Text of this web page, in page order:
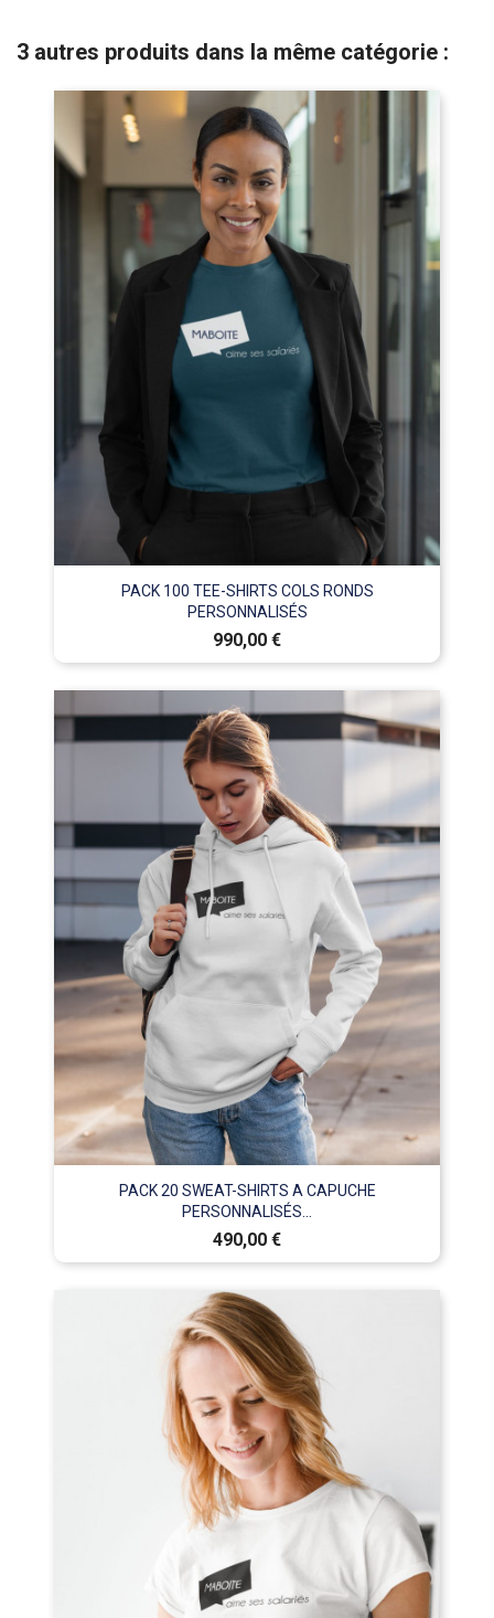
3 autres produits dans la même catégorie :
PACK 100 TEE-SHIRTS COLS RONDS
PERSONNALISÉS
Prix
990,00 €
PACK 20 SWEAT-SHIRTS A CAPUCHE
PERSONNALISÉS...
Prix
490,00 €